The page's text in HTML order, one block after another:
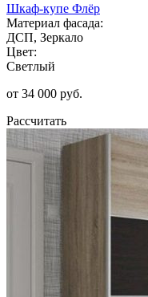
Шкаф-купе Флёр
Материал фасада:
ДСП, Зеркало
Цвет:
Светлый
от 34 000 руб.
Рассчитать